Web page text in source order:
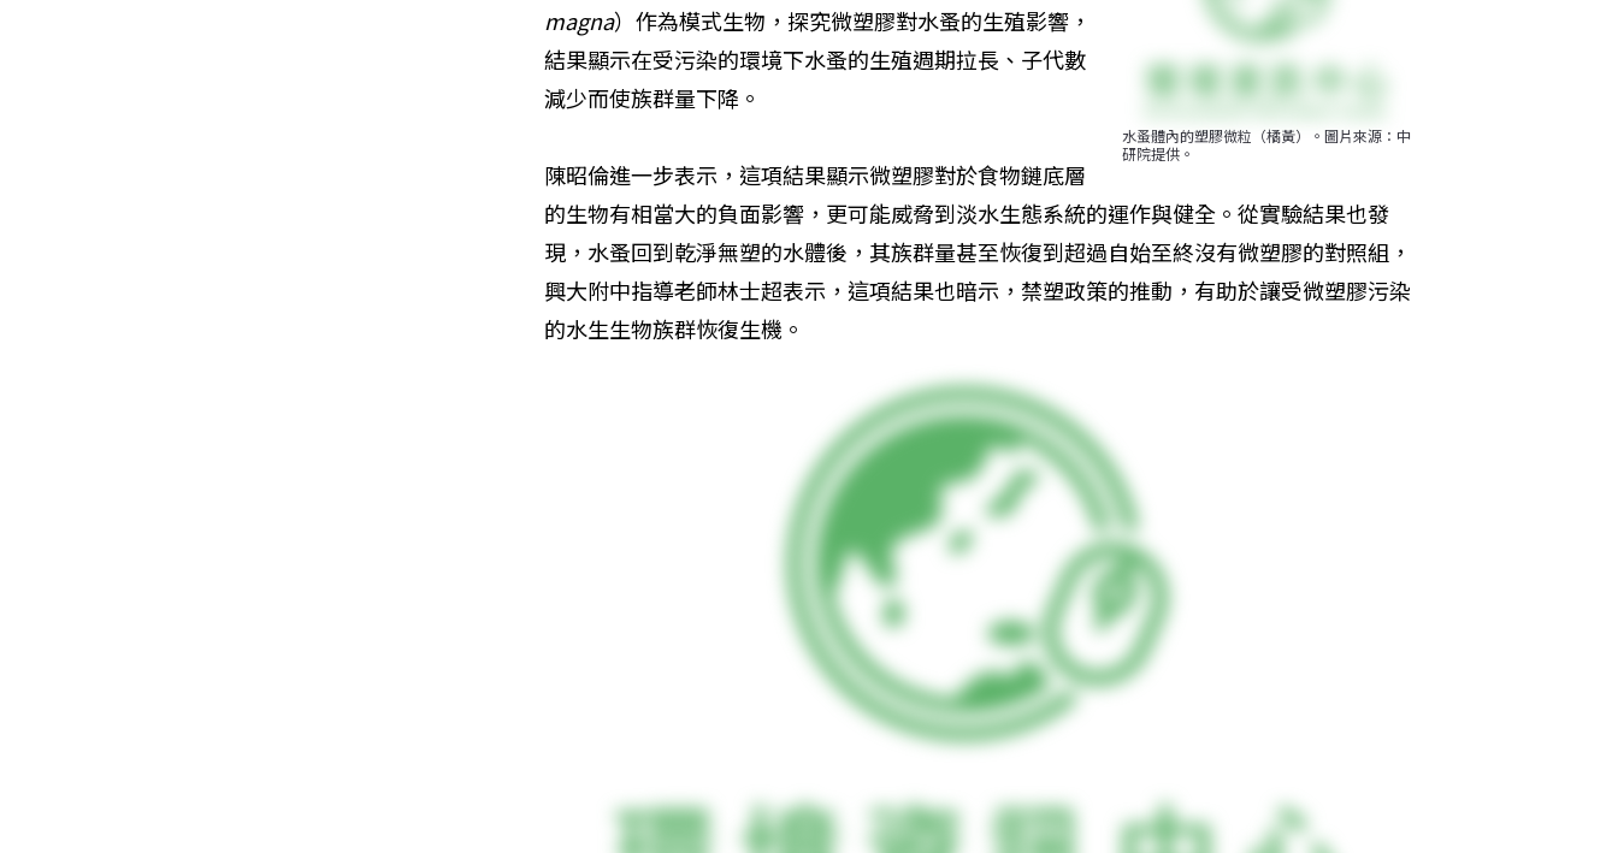
水蚤體內的塑膠微粒（橘黃）。圖片來源：中
研院提供。
magna）作為模式生物，探究微塑膠對水蚤的生殖影響，
結果顯示在受污染的環境下水蚤的生殖週期拉長、子代數
減少而使族群量下降。
陳昭倫進一步表示，這項結果顯示微塑膠對於食物鏈底層
的生物有相當大的負面影響，更可能威脅到淡水生態系統的運作與健全。從實驗結果也發
現，水蚤回到乾淨無塑的水體後，其族群量甚至恢復到超過自始至終沒有微塑膠的對照組，
興大附中指導老師林士超表示，這項結果也暗示，禁塑政策的推動，有助於讓受微塑膠污染
的水生生物族群恢復生機。